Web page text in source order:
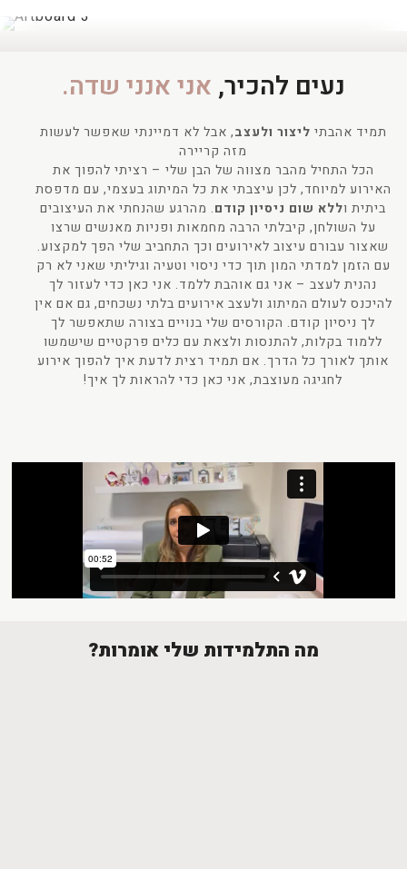
נעים להכיר, אני אנני שדה.
תמיד אהבתי ליצור ולעצב, אבל לא דמיינתי שאפשר לעשות
מזה קריירה
הכל התחיל מהבר מצווה של הבן שלי – רציתי להפוך את
האירוע למיוחד, לכן עיצבתי את כל המיתוג בעצמי, עם מדפסת
ביתית וללא שום ניסיון קודם. מהרגע שהנחתי את העיצובים
על השולחן, קיבלתי הרבה מחמאות ופניות מאנשים שרצו
שאצור עבורם עיצוב לאירועים וכך התחביב שלי הפך למקצוע.
עם הזמן למדתי המון תוך כדי ניסוי וטעיה וגיליתי שאני לא רק
נהנית לעצב – אני גם אוהבת ללמד. אני כאן כדי לעזור לך
להיכנס לעולם המיתוג ולעצב אירועים בלתי נשכחים, גם אם אין
לך ניסיון קודם. הקורסים שלי בנויים בצורה שתאפשר לך
ללמוד בקלות, להתנסות ולצאת עם כלים פרקטיים שישמשו
אותך לאורך כל הדרך. אם תמיד רצית לדעת איך להפוך אירוע
לחגיגה מעוצבת, אני כאן כדי להראות לך איך!
מה התלמידות שלי אומרות?